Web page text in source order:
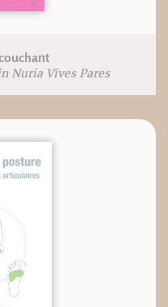
Nuria Vives Pares